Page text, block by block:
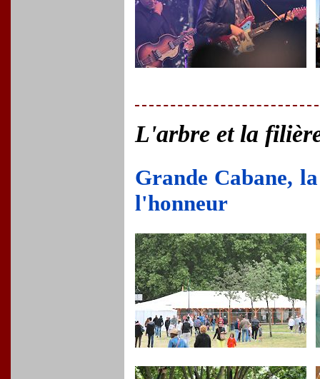
L'arbre et la
Grande Cabane,
l'honneur